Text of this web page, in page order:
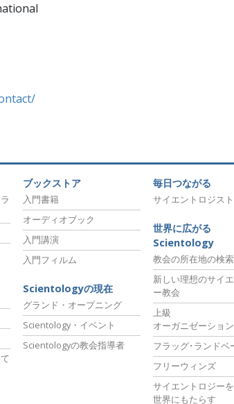
ブックストア
入門書籍
オーディオブック
入門講演
入門フィルム
Scientologyの現在
グランド・オープニング
Scientology・イベント
Scientologyの教会指導者
毎日つながる
サイエントロジス
世界に広がる
Scientology
教会の所在地の検索
新しい理想のサイ
ー教会
上級
オーガニゼーション
フラッグ･ランドベ
フリーウィンズ
サイエントロジーを
世界にもたらす